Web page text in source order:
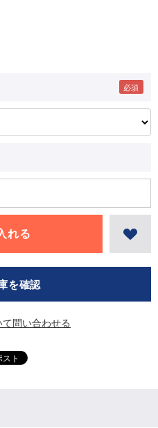
を確認
問い合わせる